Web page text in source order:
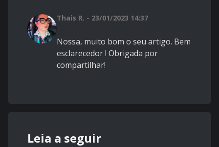
Thais R. - 23/01/2023 14:37
Nossa, muito bom o seu artigo. Bem
esclarecedor ! Obrigada por
compartilhar!
Leia a seguir